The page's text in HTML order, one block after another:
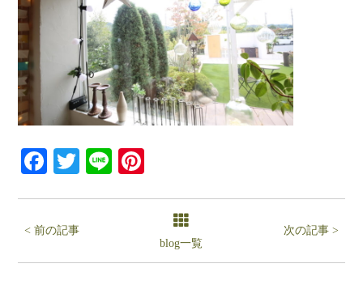
Facebook
Twitter
Line
< 前の記事
blog一覧
次の記事 >